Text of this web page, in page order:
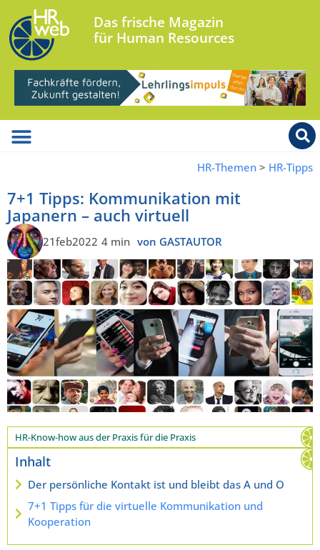
Das frische Magazin
für Human Resources
HR-Themen > HR-Tipps
7+1 Tipps: Kommunikation mit
Japanern – auch virtuell
21feb2022 4 min von GASTAUTOR
HR-Know-how aus der Praxis für die Praxis
Inhalt
Der persönliche Kontakt ist und bleibt das A und O
7+1 Tipps für die virtuelle Kommunikation und
Kooperation